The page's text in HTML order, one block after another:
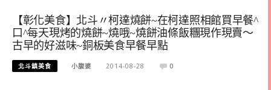
【彰化美食】北斗〃柯達燒餅~在柯達照相館買早餐^
口^每天現烤的燒餅~燒哦~燒餅油條飯糰現作現賣～
古早的好滋味~銅板美食早餐早點
北斗鎮美食 小腹婆 2014-08-28 0